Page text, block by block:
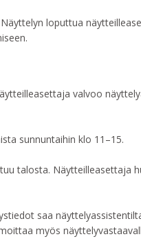
loputtua
valvoo
sunnuntaihin klo 11–15.
talosta. Näytteilleasettaja
saa
myös